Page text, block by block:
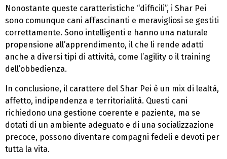
Nonostante queste caratteristiche “difficili”, i Shar Pei
sono comunque cani affascinanti e meravigliosi se gestiti
correttamente. Sono intelligenti e hanno una naturale
propensione all’apprendimento, il che li rende adatti
anche a diversi tipi di attività, come l’agility o il training
dell’obbedienza.
In conclusione, il carattere del Shar Pei è un mix di lealtà,
affetto, indipendenza e territorialità. Questi cani
richiedono una gestione coerente e paziente, ma se
dotati di un ambiente adeguato e di una socializzazione
precoce, possono diventare compagni fedeli e devoti per
tutta la vita.